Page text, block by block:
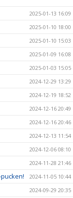
2025-01-13 16:09
2025-01-10 18:00
2025-01-10 15:03
2025-01-09 16:08
2025-01-03 15:05
2024-12-29 13:29
2024-12-19 18:52
2024-12-16 20:49
2024-12-16 20:46
2024-12-13 11:54
2024-12-06 08:10
2024-11-28 21:46
2024-11-05 10:44
2024-09-29 20:35